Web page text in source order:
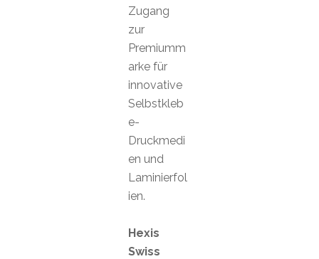
Zugang
zur
Premiumm
arke für
innovative
Selbstkleb
e-
Druckmedi
en und
Laminierfol
ien.
Hexis
Swiss